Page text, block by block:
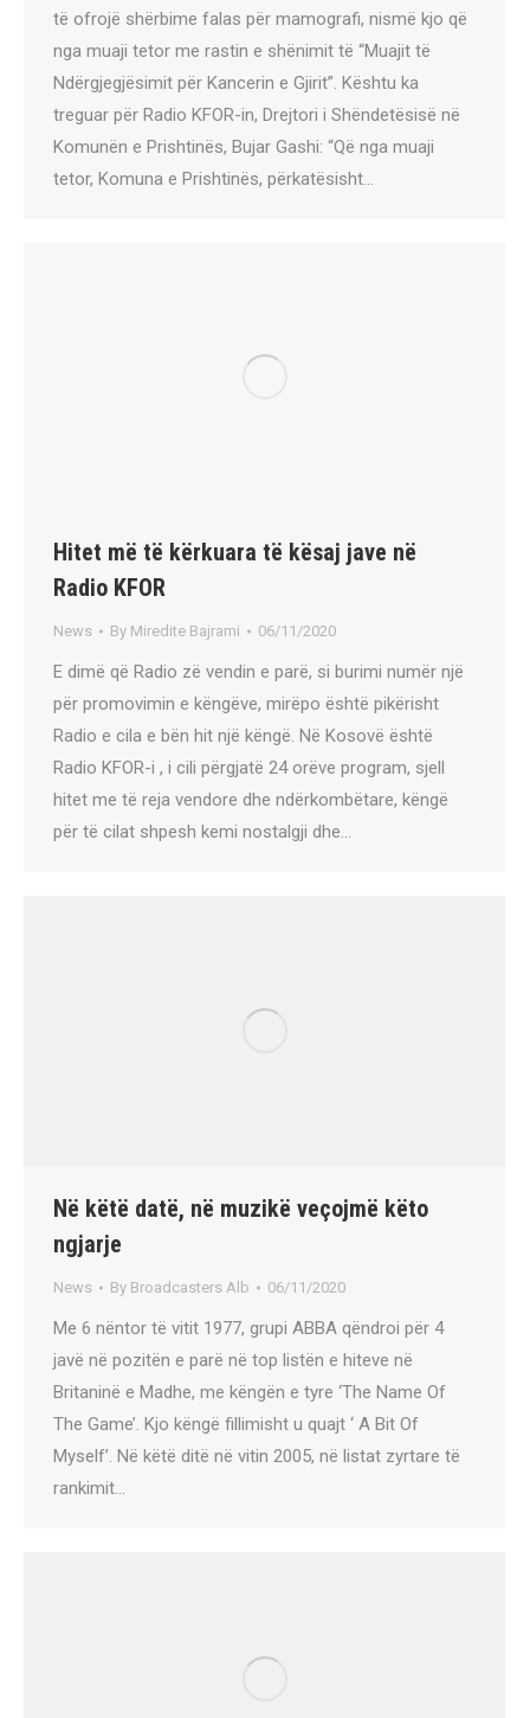
të ofrojë shërbime falas për mamografi, nismë kjo që
nga muaji tetor me rastin e shënimit të “Muajit të
Ndërgjegjësimit për Kancerin e Gjirit”. Kështu ka
treguar për Radio KFOR-in, Drejtori i Shëndetësisë në
Komunën e Prishtinës, Bujar Gashi: “Që nga muaji
tetor, Komuna e Prishtinës, përkatësisht…
Hitet më të kërkuara të kësaj jave në
Radio KFOR
News By Miredite Bajrami 06/11/2020
E dimë që Radio zë vendin e parë, si burimi numër një
për promovimin e këngëve, mirëpo është pikërisht
Radio e cila e bën hit një këngë. Në Kosovë është
Radio KFOR-i , i cili përgjatë 24 orëve program, sjell
hitet me të reja vendore dhe ndërkombëtare, këngë
për të cilat shpesh kemi nostalgji dhe…
Në këtë datë, në muzikë veçojmë këto
ngjarje
News By Broadcasters Alb 06/11/2020
Me 6 nëntor të vitit 1977, grupi ABBA qëndroi për 4
javë në pozitën e parë në top listën e hiteve në
Britaninë e Madhe, me këngën e tyre ‘The Name Of
The Game’. Kjo këngë fillimisht u quajt ‘ A Bit Of
Myself’. Në këtë ditë në vitin 2005, në listat zyrtare të
rankimit…